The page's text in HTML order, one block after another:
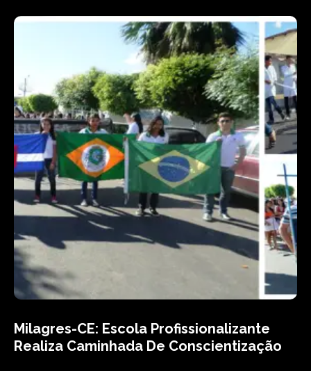
Milagres-CE: Escola Profissionalizante
Realiza Caminhada De Conscientização